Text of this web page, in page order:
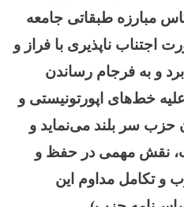
مبارزه طبقاتی جامعه
ناپذیری با فراز و
و به فرجام رساندن
خط‌های اپورتونیستی و
حزب سر بلند می‌نماید و
نقش مهمی در حفظ و
و تکامل مداوم این